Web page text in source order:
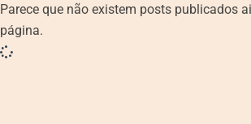
Parece que não existem posts publicados
página.